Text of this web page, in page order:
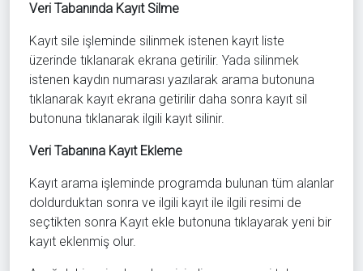
Veri Tabanında Kayıt Silme
Kayıt sile işleminde silinmek istenen kayıt liste
üzerinde tıklanarak ekrana getirilir. Yada silinmek
istenen kaydın numarası yazılarak arama butonuna
tıklanarak kayıt ekrana getirilir daha sonra kayıt sil
butonuna tıklanarak ilgili kayıt silinir.
Veri Tabanına Kayıt Ekleme
Kayıt arama işleminde programda bulunan tüm alanlar
doldurduktan sonra ve ilgili kayıt ile ilgili resimi de
seçtikten sonra Kayıt ekle butonuna tıklayarak yeni bir
kayıt eklenmiş olur.